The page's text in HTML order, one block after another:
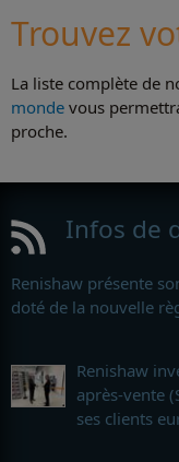
Trouvez
La liste complète de
monde vous
proche.
Infos de
Renishaw présente
doté de la nouvelle
Renishaw
après-vente
ses clients